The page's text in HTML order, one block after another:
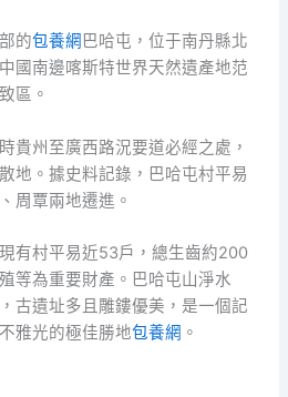
的包養網 巴哈屯，位于南丹縣北
國南邊喀斯特世界天然遺產地范
區。
貴州至廣西路況要道必經之處，
地。據史料記錄，巴哈屯村平易
周覃兩地遷進。
有村平易近53戶，總生齒約200
等為重要財產。巴哈屯山淨水
古遺址多且雕鏤優美，是一個記
雅光的極佳勝地包養網 。